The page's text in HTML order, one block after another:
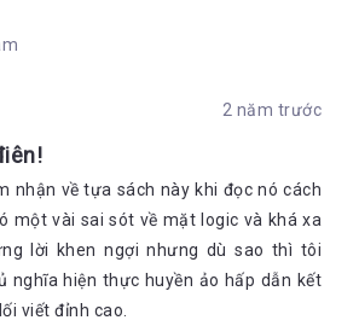
2 năm trước
nhận về tựa sách này khi đọc nó cách
một vài sai sót về mặt logic và khá xa
lời khen ngợi nhưng dù sao thì tôi
nghĩa hiện thực huyền ảo hấp dẫn kết
viết đỉnh cao.